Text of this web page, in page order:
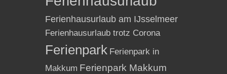
Ferienhausurlaub am IJsselmeer
Ferienhausurlaub trotz Corona
Ferienpark Ferienpark in
Makkum Ferienpark Makkum